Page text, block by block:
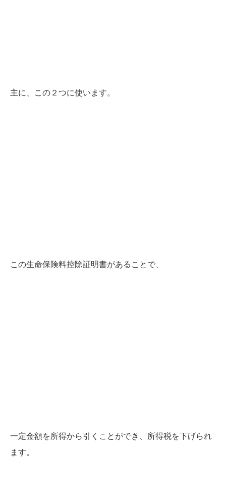
主に、この２つに使います。
この生命保険料控除証明書があることで、
一定金額を所得から引くことができ、所得税を下げられ
ます。